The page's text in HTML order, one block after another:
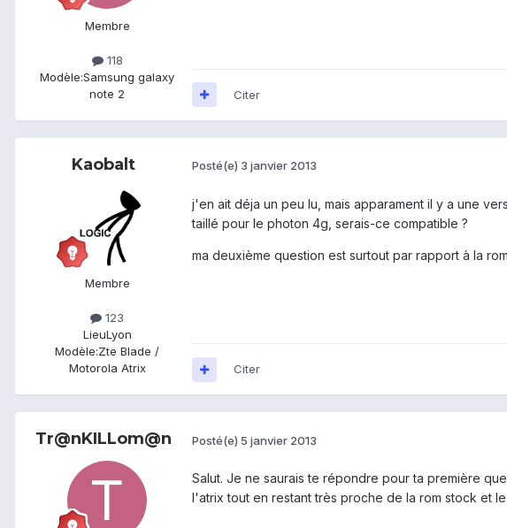
Membre
118
Modèle:Samsung galaxy
note 2
Citer
Kaobalt
Membre
123
LieuLyon
Modèle:Zte Blade /
Motorola Atrix
Posté(e) 3 janvier 2013
j'en ait déja un peu lu, mais apparament il y a une
taillé pour le photon 4g, serais-ce compatible ?
ma deuxième question est surtout par rapport à la
Citer
Tr@nKILLom@n Posté(e) 5 janvier 2013
Salut. Je ne saurais te répondre pour ta première
l'atrix tout en restant très proche de la rom stock et